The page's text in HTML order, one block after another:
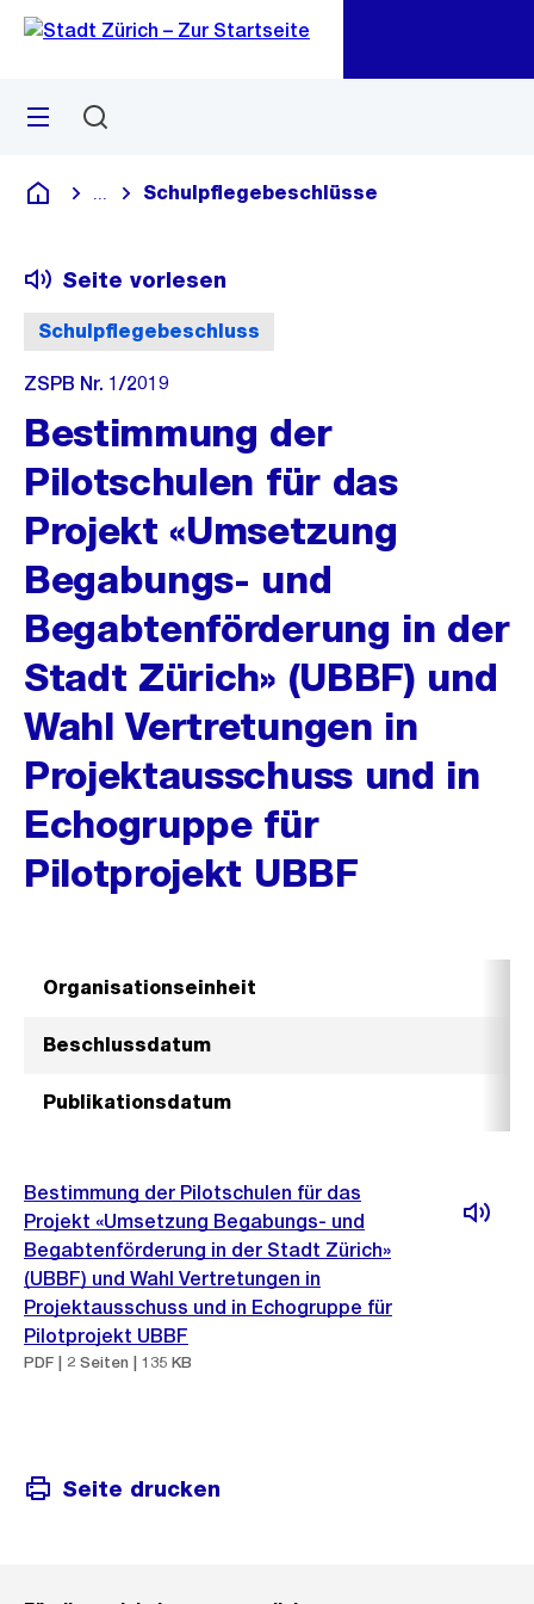
Navigation
Sprunglink
Menü
Deutsch
Blende alle Breadcrumbs ein
Schulpflegebeschlüsse
Schulpflegebeschluss
Seite vorlesen
ZSPB Nr. 1/2019
Bestimmung der
Pilotschulen für das
Projekt «Umsetzung
Begabungs- und
Begabtenförderung in der
Stadt Zürich» (UBBF) und
Wahl Vertretungen in
Projektausschuss und in
Echogruppe für
Pilotprojekt UBBF
Organisationseinheit
Beschlussdatum
Publikationsdatum
Bestimmung der Pilotschulen für das
Projekt «Umsetzung Begabungs- und
Begabtenförderung in der Stadt Zürich»
(UBBF) und Wahl Vertretungen in
Projektausschuss und in Echogruppe für
Pilotprojekt UBBF
PDF | 2 Seiten | 135 KB
Seite drucken